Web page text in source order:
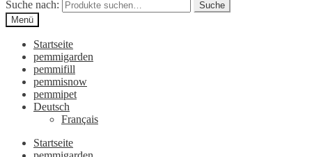
Suche nach:
Suche
Menü
Startseite
pemmigarden
pemmifill
pemmisnow
pemmipet
Deutsch
Français
Startseite